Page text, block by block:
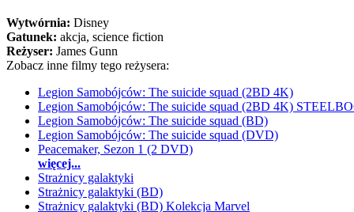
Wytwórnia: Disney
Gatunek: akcja, science fiction
Reżyser: James Gunn
Zobacz inne filmy tego reżysera:
Legion Samobójców: The suicide squad (2BD 4K)
Legion Samobójców: The suicide squad (2BD 4K)
Legion Samobójców: The suicide squad (BD)
Legion Samobójców: The suicide squad (DVD)
Peacemaker, Sezon 1 (2 DVD)
więcej...
Strażnicy galaktyki
Strażnicy galaktyki (BD)
Strażnicy galaktyki (BD) Kolekcja Marvel